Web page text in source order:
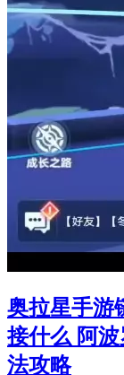
奥拉星手游
接什么 阿
法攻略